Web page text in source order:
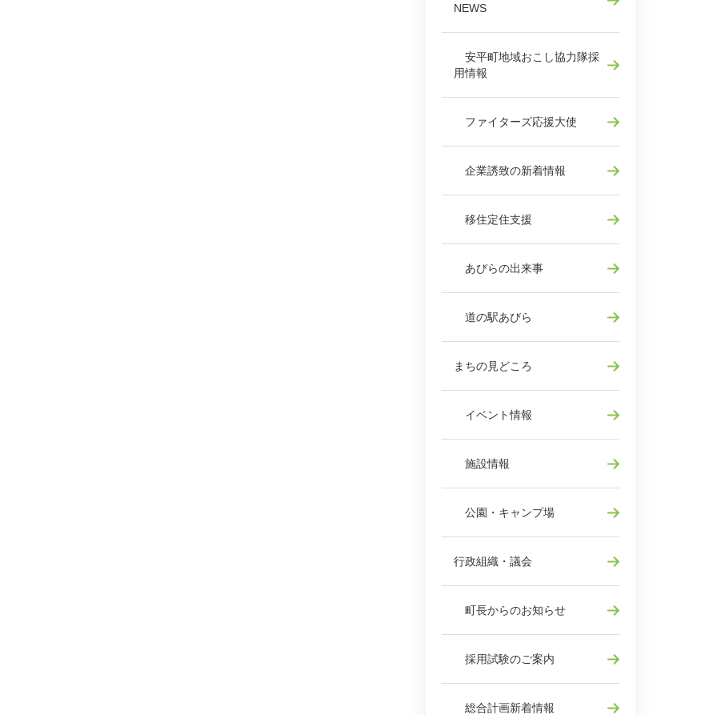
NEWS
安平町地域おこし協力隊採
用情報
ファイターズ応援大使
企業誘致の新着情報
移住定住支援
あびらの出来事
道の駅あびら
まちの見どころ
イベント情報
施設情報
公園・キャンプ場
行政組織・議会
町長からのお知らせ
採用試験のご案内
総合計画新着情報